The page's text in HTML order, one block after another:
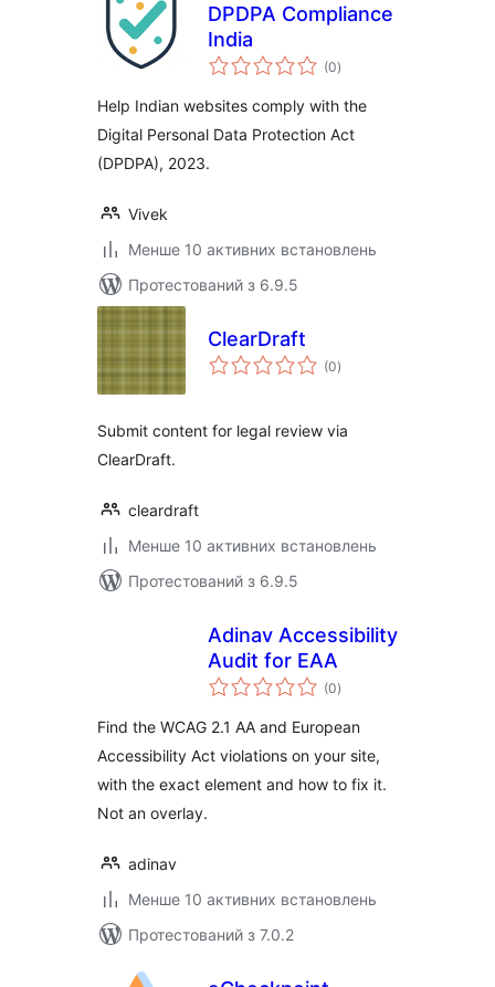
DPDPA Compliance
India
(0загальний
рейтинг
)
Help Indian websites comply with the
Digital Personal Data Protection Act
(DPDPA), 2023.
Vivek
Менше 10 активних встановлень
Протестований з 6.9.5
ClearDraft
(0загальний
рейтинг
)
Submit content for legal review via
ClearDraft.
cleardraft
Менше 10 активних встановлень
Протестований з 6.9.5
Adinav Accessibility
Audit for EAA
(0загальний
рейтинг
)
Find the WCAG 2.1 AA and European
Accessibility Act violations on your site,
with the exact element and how to fix it.
Not an overlay.
adinav
Менше 10 активних встановлень
Протестований з 7.0.2